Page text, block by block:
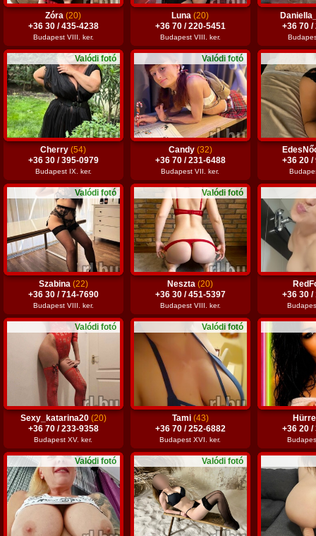
Zóra(20)
+36 30 / 435-4238
Budapest VIII. ker.
Luna(20)
+36 70 / 220-5451
Budapest VIII. ker.
+36 70 /
Valódi fotó
Cherry(54)
+36 30 / 395-0979
Budapest IX. ker.
Valódi fotó
Candy (32)
+36 70 / 231-6488
Budapest VII. ker.
+36 20 /
Valódi fotó
Szabina (22)
+36 30 / 714-7690
Budapest VIII. ker.
Valódi fotó
Neszta(20)
+36 30 / 451-5397
Budapest VIII. ker.
+36 30 /
Valódi fotó
Sexy_katarina20 (20)
+36 70 / 233-9358
Budapest XV. ker.
Valódi fotó
Tami (43)
+36 70 / 252-6882
Budapest XVI. ker.
+36 20 /
Valódi fotó Valódi fotó